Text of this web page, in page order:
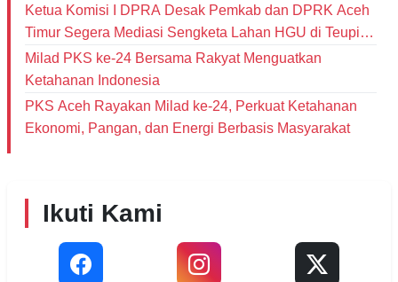
Ketua Komisi I DPRA Desak Pemkab dan DPRK Aceh
Timur Segera Mediasi Sengketa Lahan HGU di Teupin
Raya
Milad PKS ke-24 Bersama Rakyat Menguatkan
Ketahanan Indonesia
PKS Aceh Rayakan Milad ke-24, Perkuat Ketahanan
Ekonomi, Pangan, dan Energi Berbasis Masyarakat
Ikuti Kami